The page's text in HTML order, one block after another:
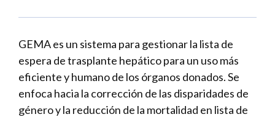
GEMA es un sistema para gestionar la lista de
espera de trasplante hepático para un uso más
eficiente y humano de los órganos donados. Se
enfoca hacia la corrección de las disparidades de
género y la reducción de la mortalidad en lista de